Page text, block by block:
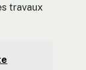
travaux